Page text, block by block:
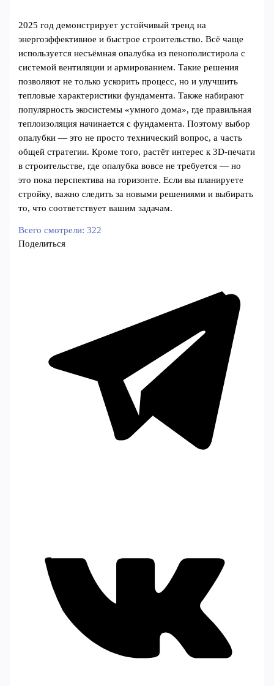
2025 год демонстрирует устойчивый тренд на
энергоэффективное и быстрое строительство. Всё чаще
используется несъёмная опалубка из пенополистирола с
системой вентиляции и армированием. Такие решения
позволяют не только ускорить процесс, но и улучшить
тепловые характеристики фундамента. Также набирают
популярность экосистемы «умного дома», где правильная
теплоизоляция начинается с фундамента. Поэтому выбор
опалубки — это не просто технический вопрос, а часть
общей стратегии. Кроме того, растёт интерес к 3D-печати
в строительстве, где опалубка вовсе не требуется — но
это пока перспектива на горизонте. Если вы планируете
стройку, важно следить за новыми решениями и выбирать
то, что соответствует вашим задачам.
Всего смотрели: 322
Поделиться